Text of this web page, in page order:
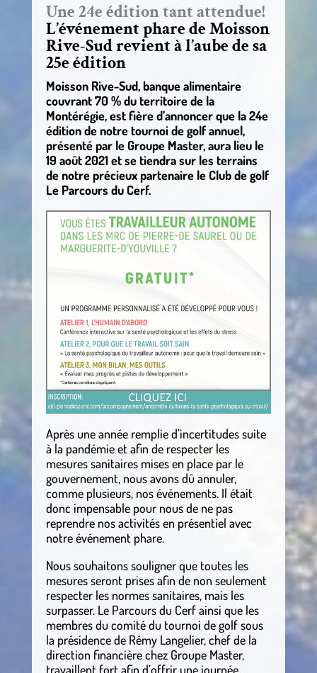
Une 24e édition tant attendue!
L’événement phare de Moisson
Rive-Sud revient à l’aube de sa
25e édition
Moisson Rive-Sud, banque alimentaire
couvrant 70 % du territoire de la
Montérégie, est fière d’annoncer que la 24e
édition de notre tournoi de golf annuel,
présenté par le Groupe Master, aura lieu le
19 août 2021 et se tiendra sur les terrains
de notre précieux partenaire le Club de golf
Le Parcours du Cerf.
Après une année remplie d’incertitudes suite
à la pandémie et afin de respecter les
mesures sanitaires mises en place par le
gouvernement, nous avons dû annuler,
comme plusieurs, nos événements. Il était
donc impensable pour nous de ne pas
reprendre nos activités en présentiel avec
notre événement phare.
Nous souhaitons souligner que toutes les
mesures seront prises afin de non seulement
respecter les normes sanitaires, mais les
surpasser. Le Parcours du Cerf ainsi que les
membres du comité du tournoi de golf sous
la présidence de Rémy Langelier, chef de la
direction financière chez Groupe Master,
travaillent fort afin d’offrir une journée